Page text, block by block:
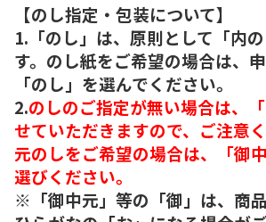
【のし指定・包装について】
1.「のし」は、原則として「内
す。のし紙をご希望の場合は、
「のし」を選んでください。
2.のしのご指定が無い場合は、
せていただきますので、ご注意
元のしをご希望の場合は、「御
選びください。
※「御中元」等の「御」は、商